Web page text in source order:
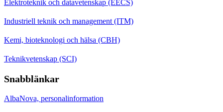
Elektroteknik och datavetenskap (EECS)
Industriell teknik och management (ITM)
Kemi, bioteknologi och hälsa (CBH)
Teknikvetenskap (SCI)
Snabblänkar
AlbaNova, personalinformation